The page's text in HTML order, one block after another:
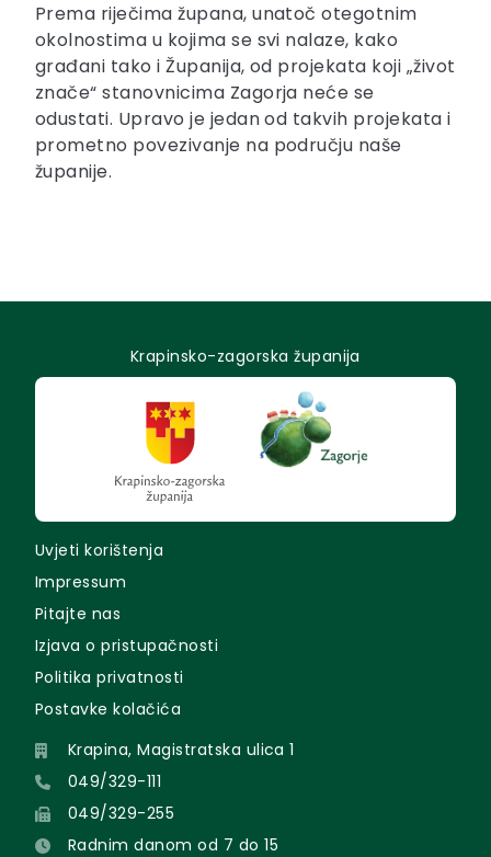
Prema riječima župana, unatoč otegotnim
okolnostima u kojima se svi nalaze, kako
građani tako i Županija, od projekata koji „život
znače“ stanovnicima Zagorja neće se
odustati. Upravo je jedan od takvih projekata i
prometno povezivanje na području naše
županije.
Krapinsko-zagorska županija
Uvjeti korištenja
Impressum
Pitajte nas
Izjava o pristupačnosti
Politika privatnosti
Postavke kolačića
Krapina, Magistratska ulica 1
049/329-111
049/329-255
Radnim danom od 7 do 15